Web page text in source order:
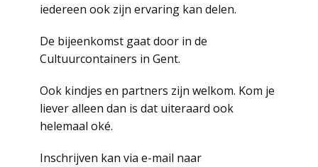
iedereen ook zijn ervaring kan delen.
De bijeenkomst gaat door in de
Cultuurcontainers in Gent.
Ook kindjes en partners zijn welkom. Kom je
liever alleen dan is dat uiteraard ook
helemaal oké.
Inschrijven kan via e-mail naar